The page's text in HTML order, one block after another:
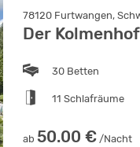
78120 Furtwangen,
Der
30 Betten
11 Schlafräume
ab 50.00 € /Nacht